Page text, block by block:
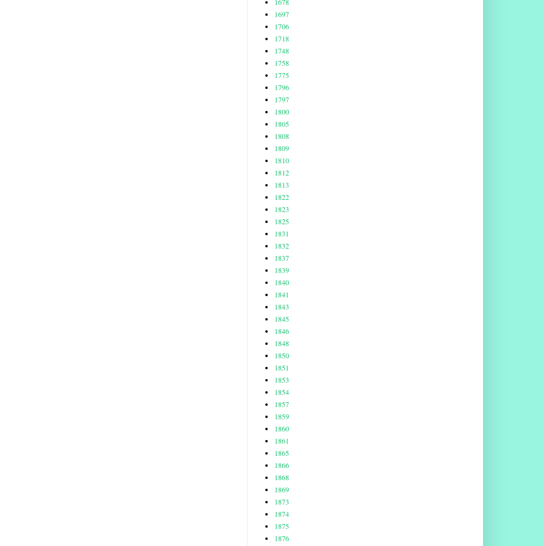
1697
1706
1718
1748
1758
1775
1796
1797
1800
1805
1808
1809
1810
1812
1813
1822
1823
1825
1831
1832
1837
1839
1840
1841
1843
1845
1846
1848
1850
1851
1853
1854
1857
1859
1860
1861
1865
1866
1868
1869
1873
1874
1875
1876